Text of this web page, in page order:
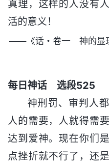
真理，这样的人没有
活的意义！
——《话・卷一 神的显
每日神话 选段525
神刑罚、审判人
人的需要，人就得需
达到爱神。现在你们
点挫折就不行了，还